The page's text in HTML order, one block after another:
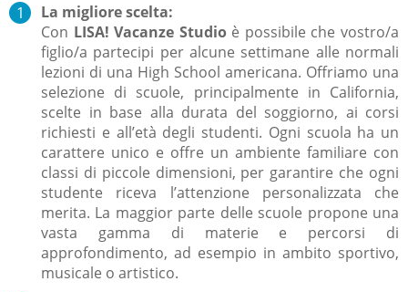
La migliore scelta:
Con LISA! Vacanze Studioè possibile che vostro/a
figlio/a partecipi per alcune settimane alle normali
lezioni di una High School americana. Offriamo una
selezione di scuole, principalmente in California,
scelte in base alla durata del soggiorno, ai corsi
richiesti e all’età degli studenti. Ogni scuola ha un
carattere unico e offre un ambiente familiare con
classi di piccole dimensioni, per garantire che ogni
studente riceva l’attenzione personalizzata che
merita. La maggior parte delle scuole propone una
vasta gamma di materie e percorsi di
approfondimento, ad esempio in ambito sportivo,
musicale o artistico.